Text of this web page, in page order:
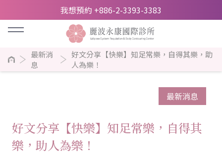
我想預約 +886-2-3393-3383
最新消
息
好文分享【快樂】知足常樂，自得其樂，助
人為樂！
最新消息
好文分享【快樂】知足常樂，自得其
樂，助人為樂！